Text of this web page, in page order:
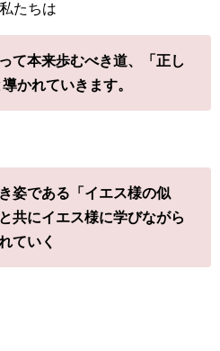
たちは
て本来歩むべき道、「正し
かれていきます。
姿である「イエス様の似
共にイエス様に学びながら
ていく